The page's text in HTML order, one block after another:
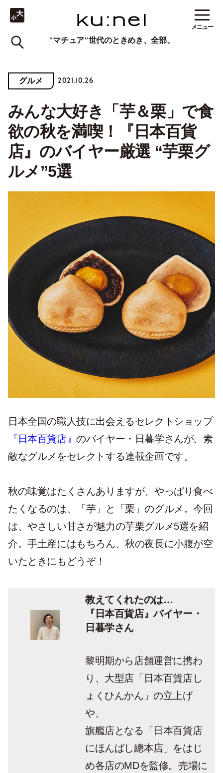
"マチュア"世代のときめき、全部。
メニュー
グルメ 2021.10.26
みんな大好き「芋＆栗」で食
欲の秋を満喫！『日本百貨
店』のバイヤー厳選 “芋栗グ
ルメ”5選
日本全国の職人技に出会えるセレクトショップ
『日本百貨店』のバイヤー・日暮学さんが、素
敵なグルメをセレクトする連載企画です。
秋の味覚はたくさんありますが、やっぱり食べ
たくなるのは、「芋」と「栗」のグルメ。今回
は、やさしい甘さが魅力の芋栗グルメ5選を紹
介。手土産にはもちろん、秋の夜長に小腹が空
いたときにもどうぞ！
教えてくれたのは…
『日本百貨店』バイヤー・
日暮学さん
黎明期から店舗運営に携わ
り、大型店「日本百貨店し
ょくひんかん」の立上げ
や、
旗艦店となる「日本百貨店
にほんばし總本店」をはじ
め各店のMDを監修。売場に